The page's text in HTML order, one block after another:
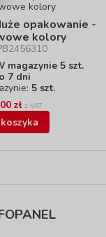
opakowanie -
kolory
magazynie 5 szt.
7 dni
5 szt.
zł z VAT